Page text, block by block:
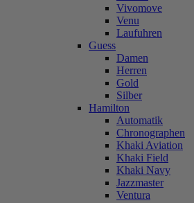
Vivomove
Venu
Laufuhren
Guess
Damen
Herren
Gold
Silber
Hamilton
Automatik
Chronographen
Khaki Aviation
Khaki Field
Khaki Navy
Jazzmaster
Ventura